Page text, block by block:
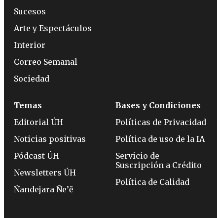
Sucesos
Arte y Espectáculos
Interior
Correo Semanal
Sociedad
Temas
Editorial ÚH
Noticias positivas
Pódcast ÚH
Newsletters ÚH
Ñandejara Ñe’ẽ
Bases y Condiciones
Políticas de Privacidad
Política de uso de la IA
Servicio de
Suscripción a Crédito
Política de Calidad